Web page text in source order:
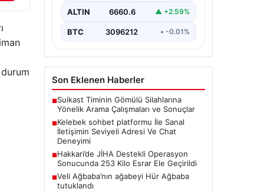
bir tarzda irtibat oluşturması
Halen…
ALTIN 6660.6 ▲ +2.59%
BTC 3096212 • -0.01%
Son Eklenen Haberler
■Suikast Timinin Gömülü Silahlarına
Yönelik Arama Çalışmaları ve Sonuçlar
■Kelebek sohbet platformu İle Sanal
İletişimin Seviyeli Adresi Ve Chat
Deneyimi
■Hakkari’de JİHA Destekli Operasyon
Sonucunda 253 Kilo Esrar Ele Geçirildi
■Veli Ağbaba’nın ağabeyi Hür Ağbaba
tutuklandı